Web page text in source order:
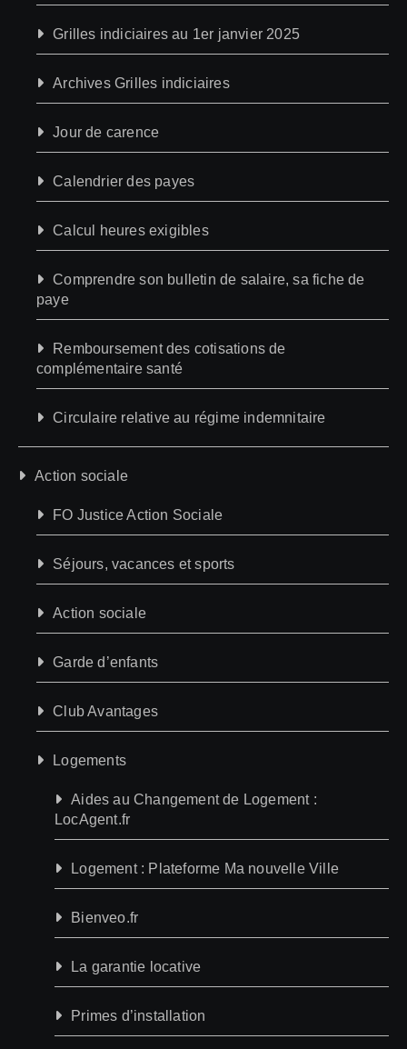
Grilles indiciaires au 1er janvier 2025
Archives Grilles indiciaires
Jour de carence
Calendrier des payes
Calcul heures exigibles
Comprendre son bulletin de salaire, sa fiche de
paye
Remboursement des cotisations de
complémentaire santé
Circulaire relative au régime indemnitaire
Action sociale
FO Justice Action Sociale
Séjours, vacances et sports
Action sociale
Garde d’enfants
Club Avantages
Logements
Aides au Changement de Logement :
LocAgent.fr
Logement : Plateforme Ma nouvelle Ville
Bienveo.fr
La garantie locative
Primes d’installation